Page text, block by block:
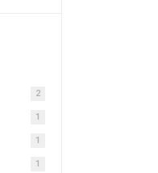
2
1
1
1